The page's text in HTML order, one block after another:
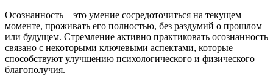
Осознанность – это умение сосредоточиться на текущем
моменте, проживать его полностью, без раздумий о прошлом
или будущем. Стремление активно практиковать осознанность
связано с некоторыми ключевыми аспектами, которые
способствуют улучшению психологического и физического
благополучия.